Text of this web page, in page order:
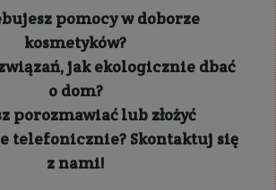
pomocy w doborze
kosmetyków?
jak ekologicznie dbać
o dom?
porozmawiać lub złożyć
telefonicznie? Skontaktuj się
z nami!